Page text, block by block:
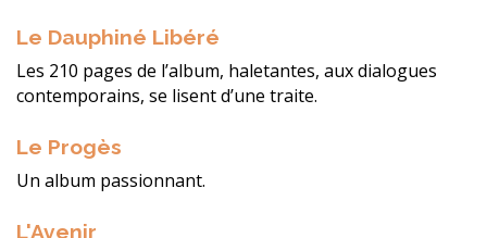
Le Dauphiné Libéré
Les 210 pages de l’album, haletantes, aux dialogues
contemporains, se lisent d’une traite.
Le Progès
Un album passionnant.
L'Avenir